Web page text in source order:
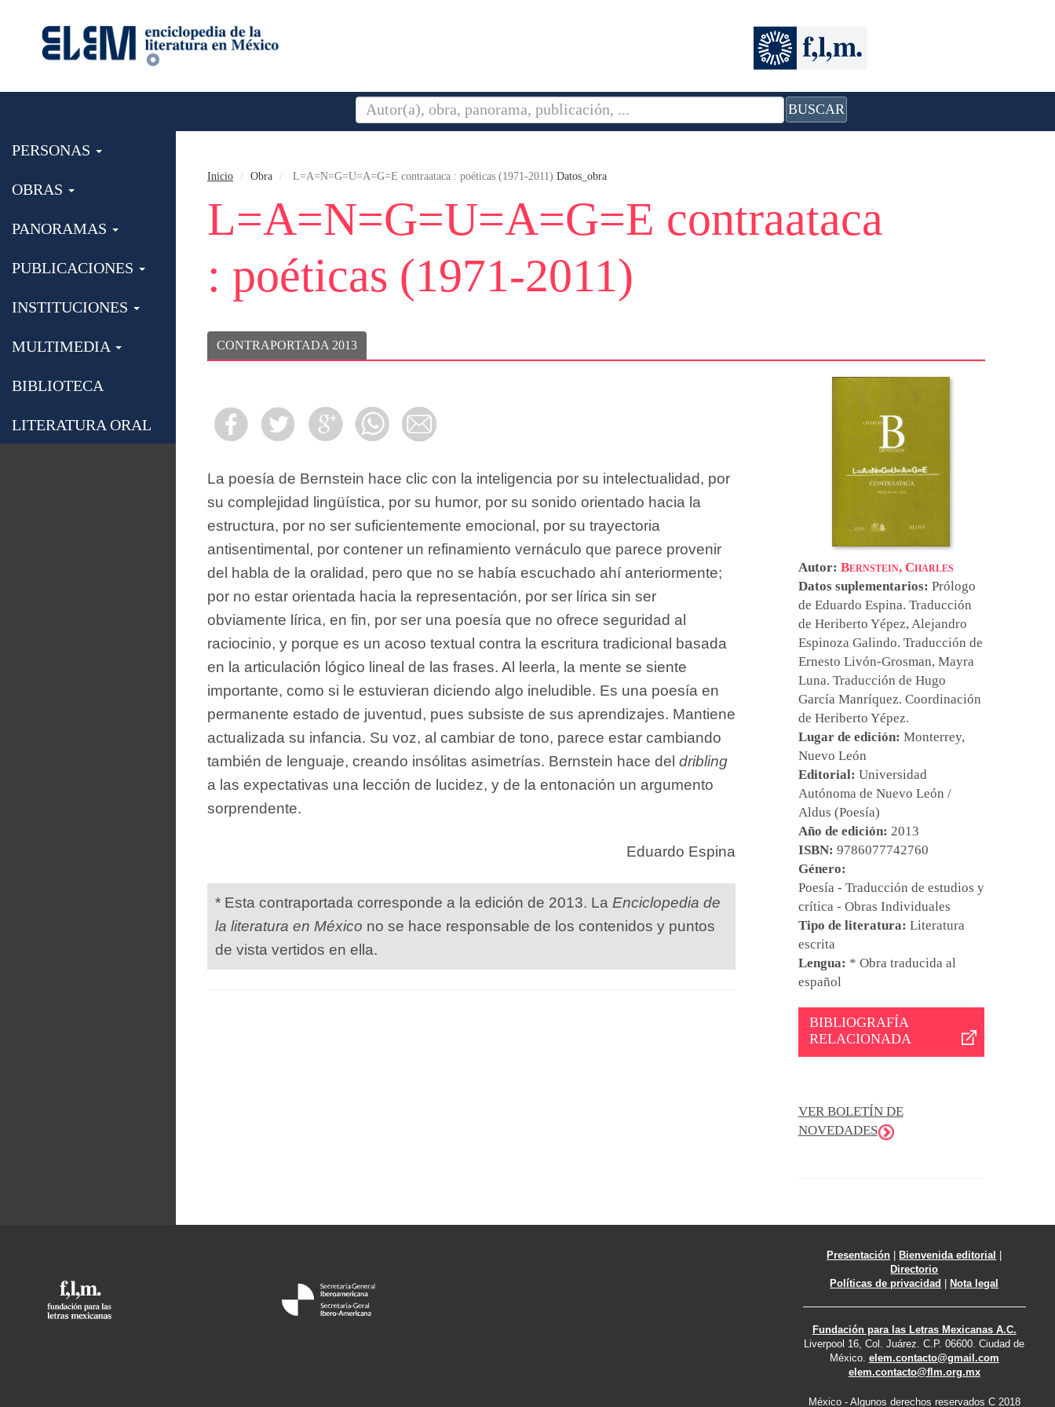
BUSCAR
PERSONAS
OBRAS
PANORAMAS
PUBLICACIONES
INSTITUCIONES
MULTIMEDIA
BIBLIOTECA
LITERATURA ORAL
Inicio Obra L=A=N=G=U=A=G=E contraataca : poéticas (1971-2011) Datos_obra
L=A=N=G=U=A=G=E contraataca
: poéticas (1971-2011)
CONTRAPORTADA 2013
Autor: Bernstein, Charles
Datos suplementarios: Prólogo
de Eduardo Espina. Traducción
de Heriberto Yépez, Alejandro
Espinoza Galindo. Traducción de
Ernesto Livón-Grosman, Mayra
Luna. Traducción de Hugo
García Manríquez. Coordinación
de Heriberto Yépez.
Lugar de edición: Monterrey,
Nuevo León
Editorial: Universidad
Autónoma de Nuevo León /
Aldus (Poesía)
Año de edición: 2013
ISBN: 9786077742760
Género:
Poesía - Traducción de estudios y
crítica - Obras Individuales
Tipo de literatura: Literatura
escrita
Lengua: * Obra traducida al
español
BIBLIOGRAFÍA
RELACIONADA
VER BOLETÍN DE
NOVEDADES
La poesía de Bernstein hace clic con la inteligencia por su intelectualidad, por
su complejidad lingüística, por su humor, por su sonido orientado hacia la
estructura, por no ser suficientemente emocional, por su trayectoria
antisentimental, por contener un refinamiento vernáculo que parece provenir
del habla de la oralidad, pero que no se había escuchado ahí anteriormente;
por no estar orientada hacia la representación, por ser lírica sin ser
obviamente lírica, en fin, por ser una poesía que no ofrece seguridad al
raciocinio, y porque es un acoso textual contra la escritura tradicional basada
en la articulación lógico lineal de las frases. Al leerla, la mente se siente
importante, como si le estuvieran diciendo algo ineludible. Es una poesía en
permanente estado de juventud, pues subsiste de sus aprendizajes. Mantiene
actualizada su infancia. Su voz, al cambiar de tono, parece estar cambiando
también de lenguaje, creando insólitas asimetrías. Bernstein hace del dribling
a las expectativas una lección de lucidez, y de la entonación un argumento
sorprendente.
Eduardo Espina
* Esta contraportada corresponde a la edición de 2013. La Enciclopedia de
la literatura en México no se hace responsable de los contenidos y puntos
de vista vertidos en ella.
Presentación Bienvenida editorial
Directorio
Políticas de privacidad
Nota legal
Fundación para las Letras Mexicanas A.C.
Liverpool 16, Col. Juárez. C.P. 06600. Ciudad de
México. elem.contacto@gmail.com
elem.contacto@flm.org.mx
México - Algunos derechos reservados C 2018